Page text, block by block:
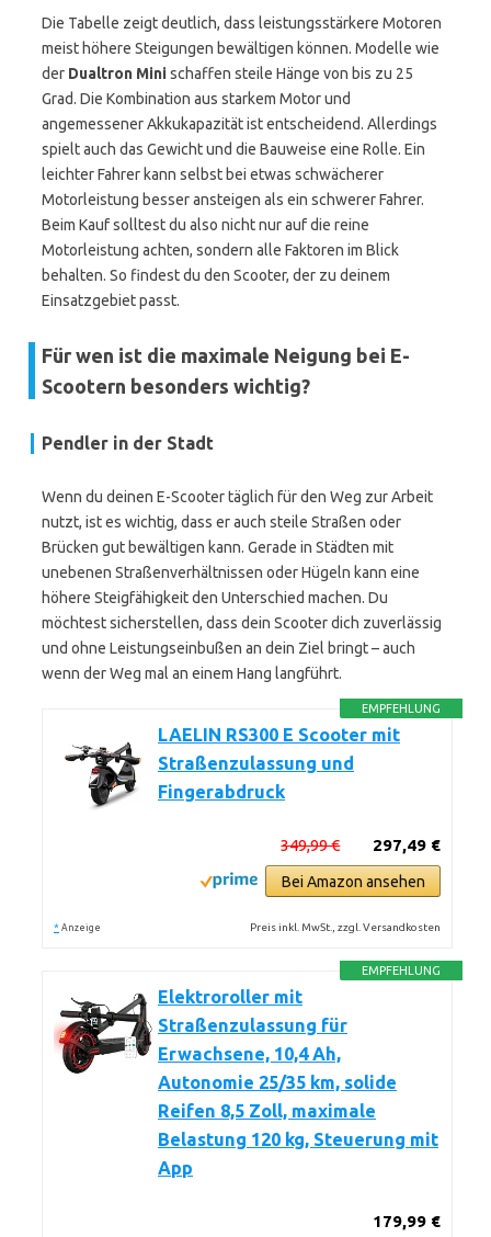
Die Tabelle zeigt deutlich, dass leistungsstärkere Motoren
meist höhere Steigungen bewältigen können. Modelle wie
der Dualtron Minischaffen steile Hänge von bis zu 25
Grad. Die Kombination aus starkem Motor und
angemessener Akkukapazität ist entscheidend. Allerdings
spielt auch das Gewicht und die Bauweise eine Rolle. Ein
leichter Fahrer kann selbst bei etwas schwächerer
Motorleistung besser ansteigen als ein schwerer Fahrer.
Beim Kauf solltest du also nicht nur auf die reine
Motorleistung achten, sondern alle Faktoren im Blick
behalten. So findest du den Scooter, der zu deinem
Einsatzgebiet passt.
Für wen ist die maximale Neigung bei E-
Scootern besonders wichtig?
Pendler in der Stadt
Wenn du deinen E-Scooter täglich für den Weg zur Arbeit
nutzt, ist es wichtig, dass er auch steile Straßen oder
Brücken gut bewältigen kann. Gerade in Städten mit
unebenen Straßenverhältnissen oder Hügeln kann eine
höhere Steigfähigkeit den Unterschied machen. Du
möchtest sicherstellen, dass dein Scooter dich zuverlässig
und ohne Leistungseinbußen an dein Ziel bringt – auch
wenn der Weg mal an einem Hang langführt.
EMPFEHLUNG
LAELIN RS300 E Scooter mit
Straßenzulassung und
Fingerabdruck
297,49 €
349,99 €
Bei Amazon ansehen
* Anzeige Preis inkl. MwSt., zzgl. Versandkosten
EMPFEHLUNG
Elektroroller mit
Straßenzulassung für
Erwachsene, 10,4 Ah,
Autonomie 25/35 km, solide
Reifen 8,5 Zoll, maximale
Belastung 120 kg, Steuerung mit
App
179,99 €